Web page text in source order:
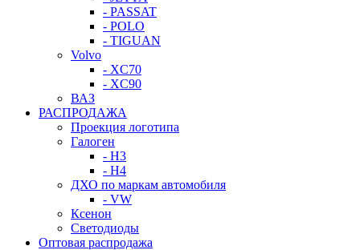
- PASSAT
- POLO
- TIGUAN
Volvo
- XC70
- XC90
ВАЗ
РАСПРОДАЖА
Проекция логотипа
Галоген
- H3
- H4
ДХО по маркам автомобиля
- VW
Ксенон
Светодиоды
Оптовая распродажа